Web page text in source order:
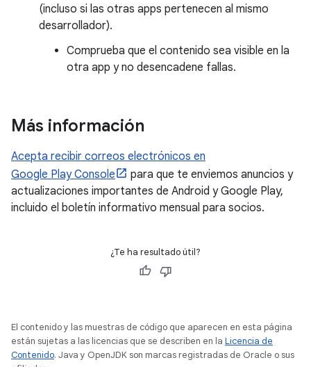
(incluso si las otras apps pertenecen al mismo
desarrollador).
Comprueba que el contenido sea visible en la
otra app y no desencadene fallas.
Más información
Acepta recibir correos electrónicos en
Google Play Console
para que te enviemos anuncios y
actualizaciones importantes de Android y Google Play,
incluido el boletín informativo mensual para socios.
¿Te ha resultado útil?
El contenido y las muestras de código que aparecen en esta página
están sujetas a las licencias que se describen en la Licencia de
Contenido. Java y OpenJDK son marcas registradas de Oracle o sus